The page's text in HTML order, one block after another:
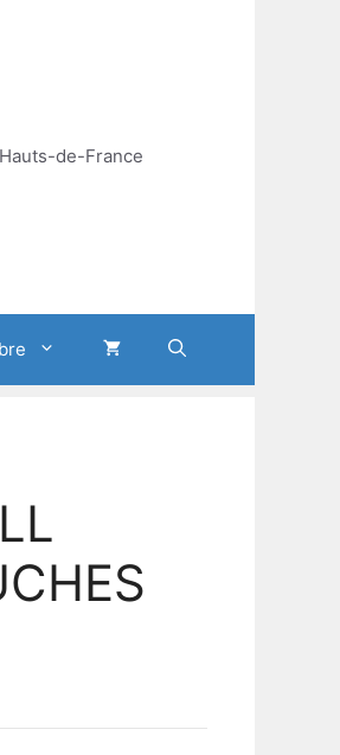
de-France